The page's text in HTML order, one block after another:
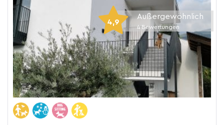
4,9
Außergewöhnlich
4 Bewertungen